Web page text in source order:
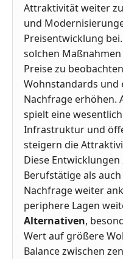
Attraktivität weiter
und
Preisentwicklung
solchen
Preise zu
Wohnstandards und
Nachfrage erhöhen.
spielt eine
Infrastruktur und
steigern die
Diese
Berufstätige als
Nachfrage weiter
periphere Lagen
Alternativen,
Wert auf größere
Balance zwischen